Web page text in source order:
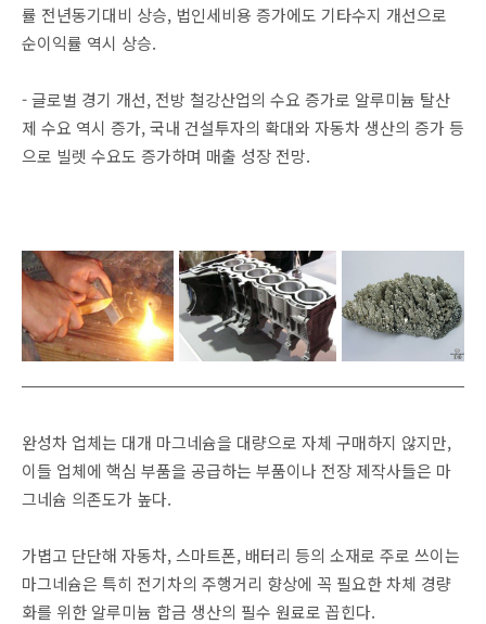
률 전년동기대비 상승, 법인세비용 증가에도 기타수지 개선으로
순이익률 역시 상승.
- 글로벌 경기 개선, 전방 철강산업의 수요 증가로 알루미늄 탈산
제 수요 역시 증가, 국내 건설투자의 확대와 자동차 생산의 증가 등
으로 빌렛 수요도 증가하며 매출 성장 전망.
완성차 업체는 대개 마그네슘을 대량으로 자체 구매하지 않지만,
이들 업체에 핵심 부품을 공급하는 부품이나 전장 제작사들은 마
그네슘 의존도가 높다.
가볍고 단단해 자동차, 스마트폰, 배터리 등의 소재로 주로 쓰이는
마그네슘은 특히 전기차의 주행거리 향상에 꼭 필요한 차체 경량
화를 위한 알루미늄 합금 생산의 필수 원료로 꼽힌다.